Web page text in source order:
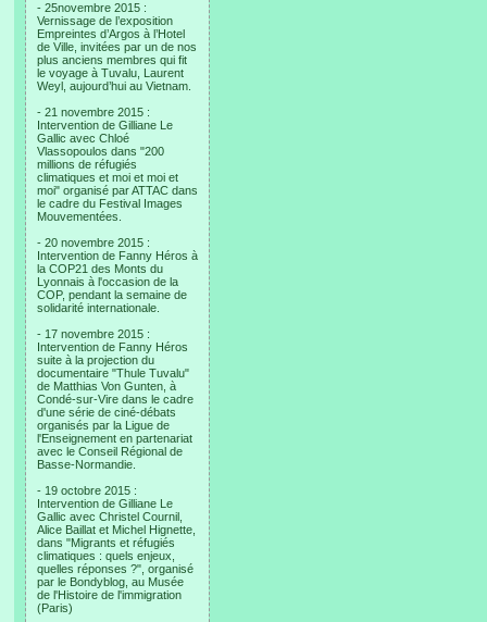
- 25novembre 2015 :
Vernissage de l’exposition
Empreintes d’Argos à l’Hotel
de Ville, invitées par un de nos
plus anciens membres qui fit
le voyage à Tuvalu, Laurent
Weyl, aujourd’hui au Vietnam.
- 21 novembre 2015 :
Intervention de Gilliane Le
Gallic avec Chloé
Vlassopoulos dans "200
millions de réfugiés
climatiques et moi et moi et
moi" organisé par ATTAC dans
le cadre du Festival Images
Mouvementées.
- 20 novembre 2015 :
Intervention de Fanny Héros à
la COP21 des Monts du
Lyonnais à l'occasion de la
COP, pendant la semaine de
solidarité internationale.
- 17 novembre 2015 :
Intervention de Fanny Héros
suite à la projection du
documentaire "Thule Tuvalu"
de Matthias Von Gunten, à
Condé-sur-Vire dans le cadre
d'une série de ciné-débats
organisés par la Ligue de
l'Enseignement en partenariat
avec le Conseil Régional de
Basse-Normandie.
- 19 octobre 2015 :
Intervention de Gilliane Le
Gallic avec Christel Cournil,
Alice Baillat et Michel Hignette,
dans "Migrants et réfugiés
climatiques : quels enjeux,
quelles réponses ?", organisé
par le Bondyblog, au Musée
de l'Histoire de l'immigration
(Paris)